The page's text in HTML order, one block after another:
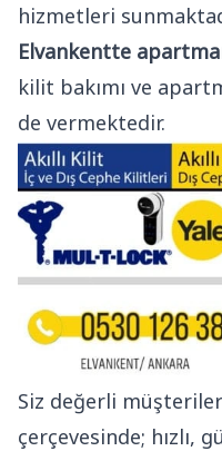
hizmetleri
Elvankentte
kilit bakımı ve
de vermektedir.
Siz değerli
çerçevesinde; hızlı,